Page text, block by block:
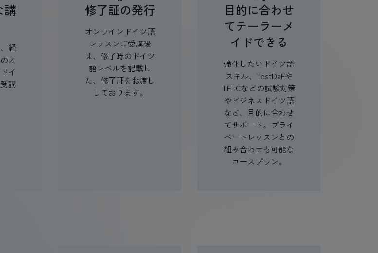
講
経
オ
イ
講
修了証の発行
オンラインドイツ語
レッスンご受講後
は、修了時のドイツ
語レベルを記載し
た、修了証をお渡し
しております。
目的に合わせ
てテーラーメ
イドできる
強化したいドイツ語
スキル、TestDaFや
TELCなどの試験対策
やビジネスドイツ語
など、目的に合わせ
てサポート。プライ
ベートレッスンとの
組み合わせも可能な
コースプラン。